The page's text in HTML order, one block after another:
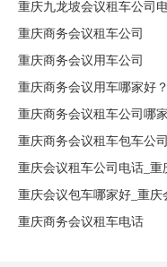
重庆九龙坡会议租车公司
重庆商务会议租车公司
重庆商务会议用车公司
重庆商务会议用车哪家好？
重庆商务会议租车公司哪
重庆商务会议租车包车公司
重庆会议租车公司电话_
重庆会议包车哪家好_重庆
重庆商务会议租车电话